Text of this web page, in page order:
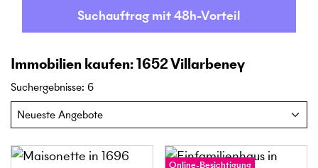
Suchauftrag mit 48h-Vorteil
Immobilien kaufen: 1652 Villarbeney
Suchergebnisse: 6
Online-Besichtigung